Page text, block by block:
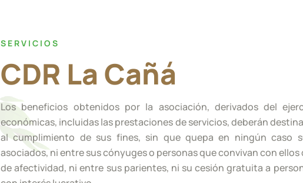
SERVICIOS
CDR La Cañá
Los beneficios obtenidos por la asociación, derivados del
económicas, incluidas las prestaciones de servicios, deberán
al cumplimiento de sus fines, sin que quepa en ningún caso
asociados, ni entre sus cónyuges o personas que convivan con
de afectividad, ni entre sus parientes, ni su cesión gratuita a